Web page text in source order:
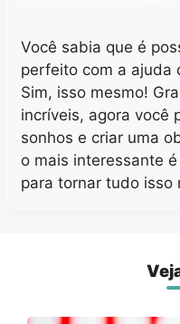
Você sabia que é
perfeito com a ajuda
Sim, isso mesmo!
incríveis, agora você
sonhos e criar uma
o mais interessante
para tornar tudo isso